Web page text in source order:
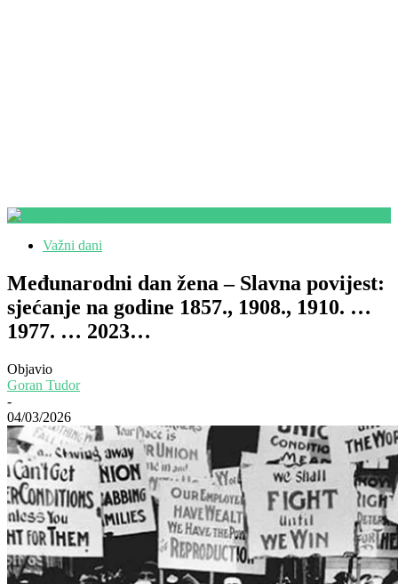
Važni dani
Međunarodni dan žena – Slavna povijest:
sjećanje na godine 1857., 1908., 1910. …
1977. … 2023…
Objavio
Goran Tudor
-
04/03/2026